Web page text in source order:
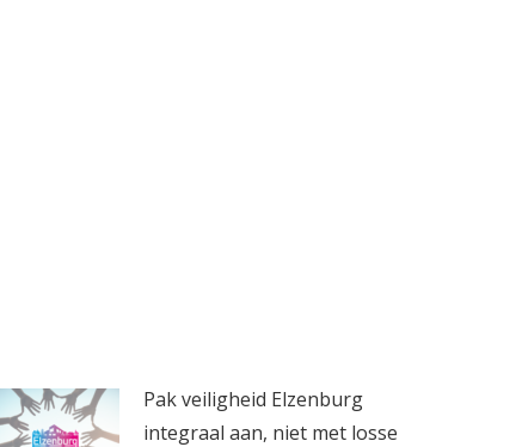
Pak veiligheid Elzenburg
integraal aan, niet met losse